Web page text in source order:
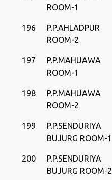
ROOM-1
196
P.P.AHLADPUR
ROOM-2
197
P.P.MAHUAWA
ROOM-1
198
P.P.MAHUAWA
ROOM-2
199
P.P.SENDURIYA
BUJURG ROOM-1
200
P.P.SENDURIYA
BUJURG ROOM-2